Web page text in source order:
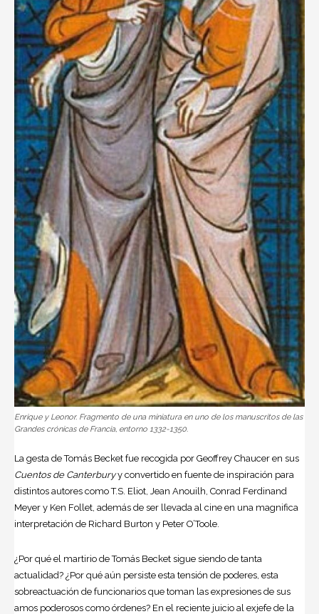
Enrique y Leonor. Fragmento de una miniatura en uno de los manuscritos de las
Grandes crónicas de Francia, entorno 1332-1350.
La gesta de Tomás Becket fue recogida por Geoffrey Chaucer en sus
Cuentos de Canterburyy convertido en fuente de inspiración para
distintos autores como T.S. Eliot, Jean Anouilh, Conrad Ferdinand
Meyer y Ken Follet, además de ser llevada al cine en una magnifica
interpretación de Richard Burton y Peter O’Toole.
¿Por qué el martirio de Tomás Becket sigue siendo de tanta
actualidad? ¿Por qué aún persiste esta tensión de poderes, esta
sobreactuación de funcionarios que toman las expresiones de sus
amos poderosos como órdenes? En el reciente juicio al exjefe de la